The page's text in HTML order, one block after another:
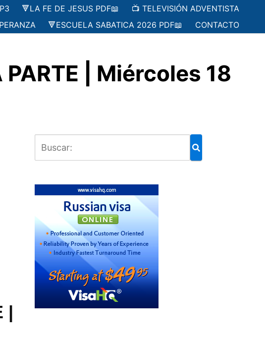
🔻LA FE DE JESUS PDF📖
📺 TELEVISIÓN ADVENTISTA
🔻ESCUELA SABATICA 2026 PDF📖 CONTACTO
PARTE | Miércoles 18
|